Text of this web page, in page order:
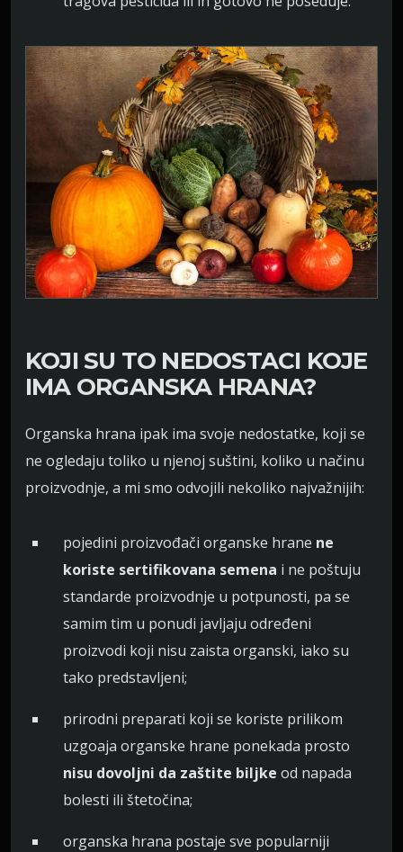
KOJI SU TO NEDOSTACI KOJE
IMA ORGANSKA HRANA?
Organska hrana ipak ima svoje nedostatke, koji se
ne ogledaju toliko u njenoj suštini, koliko u načinu
proizvodnje, a mi smo odvojili nekoliko najvažnijih:
pojedini proizvođači organske hrane ne
koriste sertifikovana semena i ne poštuju
standarde proizvodnje u potpunosti, pa se
samim tim u ponudi javljaju određeni
proizvodi koji nisu zaista organski, iako su
tako predstavljeni;
prirodni preparati koji se koriste prilikom
uzgoaja organske hrane ponekada prosto
nisu dovoljni da zaštite biljke od napada
bolesti ili štetočina;
organska hrana postaje sve popularniji